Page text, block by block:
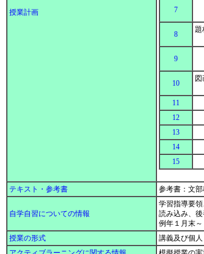
授業計画 7
8
題
9
10
11
12
13
14
15
テキスト・参考書 参考書：文
自学自習についての情報
学習指導要
読み込み、
例年１月末
授業の形式
講義及び個